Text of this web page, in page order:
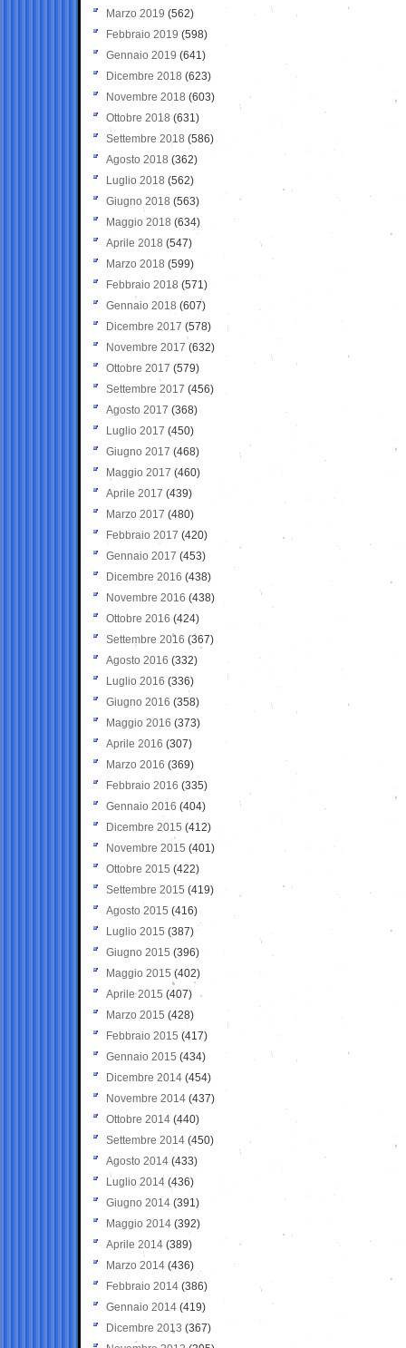
Marzo 2019 (562)
Febbraio 2019 (598)
Gennaio 2019 (641)
Dicembre 2018 (623)
Novembre 2018 (603)
Ottobre 2018 (631)
Settembre 2018 (586)
Agosto 2018 (362)
Luglio 2018 (562)
Giugno 2018 (563)
Maggio 2018 (634)
Aprile 2018 (547)
Marzo 2018 (599)
Febbraio 2018 (571)
Gennaio 2018 (607)
Dicembre 2017 (578)
Novembre 2017 (632)
Ottobre 2017 (579)
Settembre 2017 (456)
Agosto 2017 (368)
Luglio 2017 (450)
Giugno 2017 (468)
Maggio 2017 (460)
Aprile 2017 (439)
Marzo 2017 (480)
Febbraio 2017 (420)
Gennaio 2017 (453)
Dicembre 2016 (438)
Novembre 2016 (438)
Ottobre 2016 (424)
Settembre 2016 (367)
Agosto 2016 (332)
Luglio 2016 (336)
Giugno 2016 (358)
Maggio 2016 (373)
Aprile 2016 (307)
Marzo 2016 (369)
Febbraio 2016 (335)
Gennaio 2016 (404)
Dicembre 2015 (412)
Novembre 2015 (401)
Ottobre 2015 (422)
Settembre 2015 (419)
Agosto 2015 (416)
Luglio 2015 (387)
Giugno 2015 (396)
Maggio 2015 (402)
Aprile 2015 (407)
Marzo 2015 (428)
Febbraio 2015 (417)
Gennaio 2015 (434)
Dicembre 2014 (454)
Novembre 2014 (437)
Ottobre 2014 (440)
Settembre 2014 (450)
Agosto 2014 (433)
Luglio 2014 (436)
Giugno 2014 (391)
Maggio 2014 (392)
Aprile 2014 (389)
Marzo 2014 (436)
Febbraio 2014 (386)
Gennaio 2014 (419)
Dicembre 2013 (367)